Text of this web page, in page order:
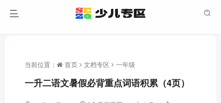
当前位置： 首页 文档专区 一年级
一升二语文暑假必背重点词语积累（4页）